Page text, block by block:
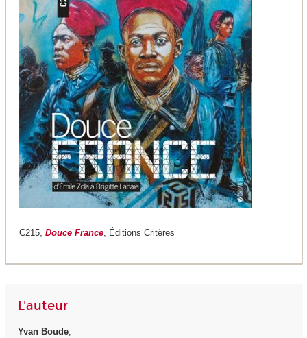
C215, Douce France, Éditions Critères
L'auteur
Yvan Boude,